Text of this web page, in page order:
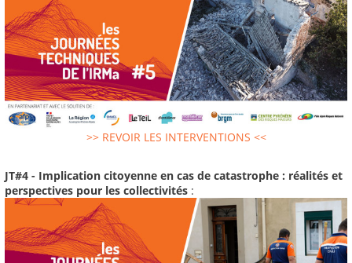
>> REVOIR LES INTERVENTIONS <<
JT#4 - Implication citoyenne en cas de catastrophe : réalités et
perspectives pour les collectivités :